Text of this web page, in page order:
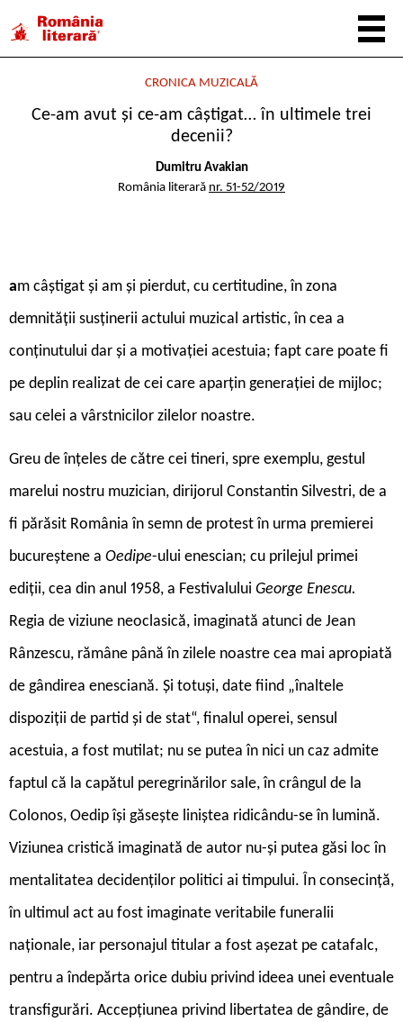
CRONICA MUZICALĂ
Ce-am avut și ce-am câștigat… în ultimele trei
decenii?
Dumitru Avakian
România literară nr. 51-52/2019
am câștigat și am și pierdut, cu certitudine, în zona
demnității susținerii actului muzical artistic, în cea a
conținutului dar și a motivației acestuia; fapt care poate fi
pe deplin realizat de cei care aparțin generației de mijloc;
sau celei a vârstnicilor zilelor noastre.
Greu de înțeles de către cei tineri, spre exemplu, gestul
marelui nostru muzician, dirijorul Constantin Silvestri, de a
fi părăsit România în semn de protest în urma premierei
bucureștene a Oedipe-ului enescian; cu prilejul primei
ediții, cea din anul 1958, a Festivalului George Enescu.
Regia de viziune neoclasică, imaginată atunci de Jean
Rânzescu, rămâne până în zilele noastre cea mai apropiată
de gândirea enesciană. Și totuși, date fiind „înaltele
dispoziții de partid și de stat“, finalul operei, sensul
acestuia, a fost mutilat; nu se putea în nici un caz admite
faptul că la capătul peregrinărilor sale, în crângul de la
Colonos, Oedip își găsește liniștea ridicându-se în lumină.
Viziunea cristică imaginată de autor nu-și putea găsi loc în
mentalitatea decidenților politici ai timpului. În consecință,
în ultimul act au fost imaginate veritabile funeralii
naționale, iar personajul titular a fost așezat pe catafalc,
pentru a îndepărta orice dubiu privind ideea unei eventuale
transfigurări. Accepțiunea privind libertatea de gândire, de